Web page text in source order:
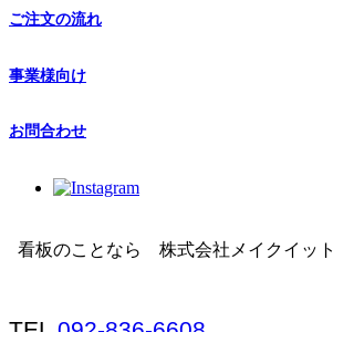
ご注文の流れ
事業様向け
お問合わせ
看板のことなら 株式会社メイクイット
TEL 092-836-6608